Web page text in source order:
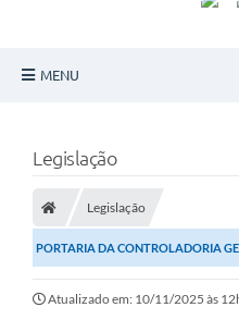
MENU
Sobre a Cidade
Turismo
Transparência
Editais
Legislação
Legislação
PORTARIA DA CONTROLADORIA
Atualizado em: 10/11/2025 às